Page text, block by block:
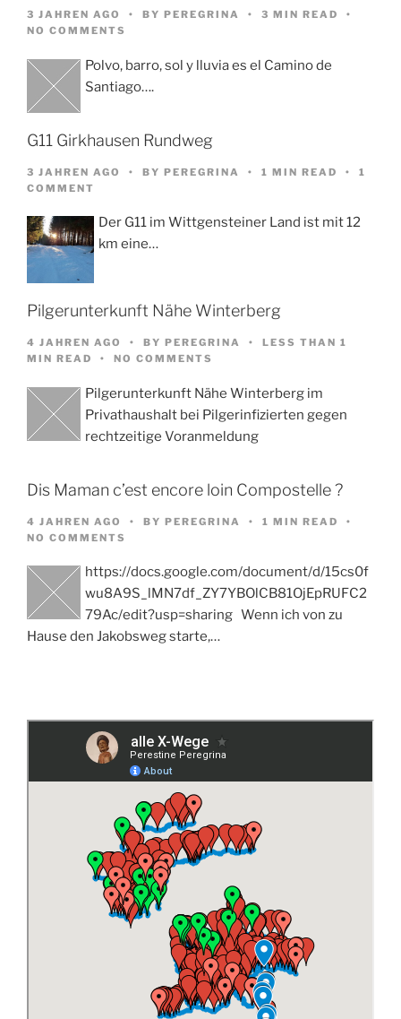
3 JAHREN AGO BY PEREGRINA
3 MIN READ
NO COMMENTS
Polvo, barro, sol y lluvia es el Camino de
Santiago….
G11 Girkhausen Rundweg
3 JAHREN AGO BY PEREGRINA 1 MIN READ
1
COMMENT
Der G11 im Wittgensteiner Land ist mit 12
km eine…
Pilgerunterkunft Nähe Winterberg
4 JAHREN AGO BY PEREGRINA
LESS THAN 1
MIN READ
NO COMMENTS
Pilgerunterkunft Nähe Winterberg im
Privathaushalt bei Pilgerinfizierten gegen
rechtzeitige Voranmeldung
Dis Maman c’est encore loin Compostelle ?
4 JAHREN AGO BY PEREGRINA
1 MIN READ
NO COMMENTS
https://docs.google.com/document/d/15cs0f
wu8A9S_lMN7df_ZY7YBOlCB81OjEpRUFC2
79Ac/edit?usp=sharing Wenn ich von zu
Hause den Jakobsweg starte,…